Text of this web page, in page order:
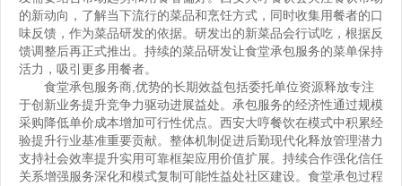
的新动向，了解当下流行的菜品和烹饪方式，同时收集用餐者的口
味反馈，作为菜品研发的依据。研发出的新菜品会行试吃，根据反
馈调整后再正式推出。持续的菜品研发让食堂承包服务的菜单保持
活力，吸引更多用餐者。
食堂承包服务商 ,优势的长期效益包括委托单位资源释放专注
于创新业务提升竞争力驱动进展益处。承包服务的经济性通过规模
采购降低单价成本增加可行性优点。西安大哼餐饮在模式中积累经
验提升行业基准重要贡献。整体机制促进后勤现代化释放管理潜力
支持社会效率提升实用可靠框架应用价值扩展。持续合作强化信任
关系增强服务深化和模式复制可能性益处社区建设。食堂承包过程